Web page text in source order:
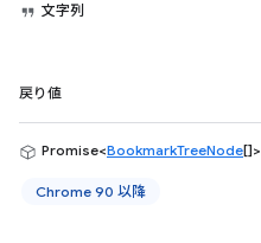
文字列
戻り値
Promise<BookmarkTreeNode[]>
Chrome 90 以降